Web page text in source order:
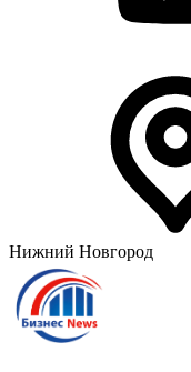
Нижний Новгород